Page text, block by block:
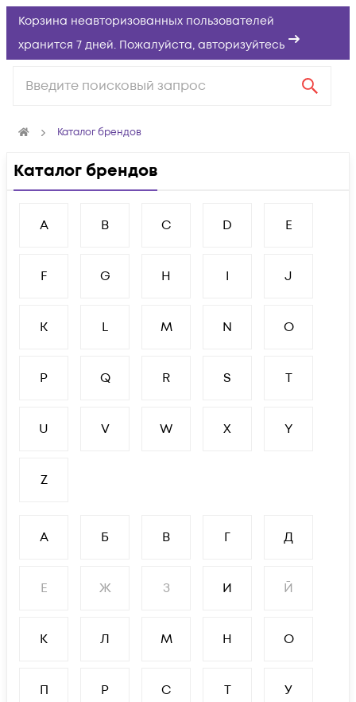
Корзина неавторизованных пользователей
хранится 7 дней. Пожалуйста, авторизуйтесь
Каталог брендов
Каталог брендов
A B C D E
F G H I J
K L M N O
P Q R S T
U V W X Y
Z
А Б В Г Д
Е Ж З И Й
К Л М Н О
П Р С Т У